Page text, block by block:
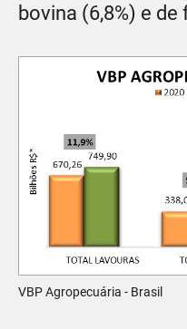
bovina (6,8%) e de
VBP Agropecuária - Brasil